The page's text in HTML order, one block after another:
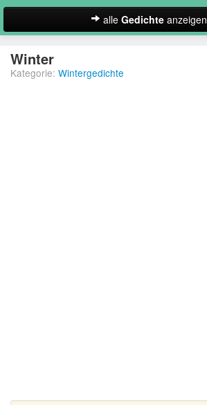
alle Gedichte anzeigen
Neues Gedicht eintragen
Winter
Kategorie: Wintergedichte